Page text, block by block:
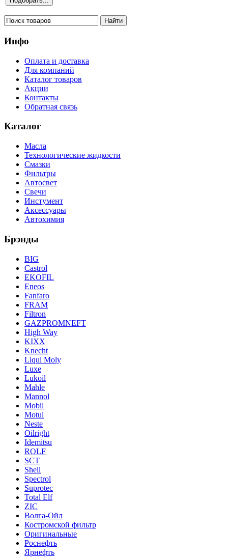
Инфо
Оплата и доставка
Для компаний
Каталог товаров
Акции
Контакты
Обратная связь
Каталог
Масла
Технологические жидкости
Смазки
Фильтры
Автосвет
Свечи
Инстумент
Аксессуары
Автохимия
Брэнды
BIG
Castrol
EKOFIL
Eneos
Fanfaro
FRAM
Filtron
GAZPROMNEFT
High Way
KIXX
Knecht
Liqui Moly
Luxe
Lukoil
Mahle
Mannol
Mobil
Motul
Neste
Oilright
Idemitsu
ROLF
SCT
Shell
Spectrol
Suprotec
Total Elf
ZIC
Волга-Ойл
Костромской фильтр
Оригинальные
Роснефть
Ярнефть